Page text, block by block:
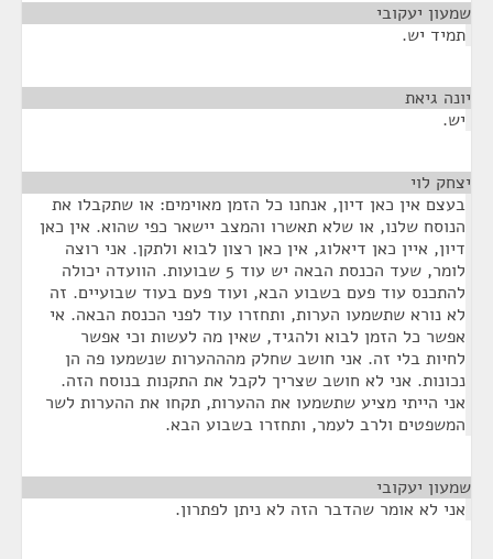
שמעון יעקובי
תמיד יש.
יונה גיאת
יש.
יצחק לוי
בעצם אין כאן דיון, אנחנו כל הזמן מאוימים: או שתקבלו את
הנוסח שלנו, או שלא תאשרו והמצב יישאר כפי שהוא. אין כאן
דיון, איין כאן דיאלוג, אין כאן רצון לבוא ולתקן. אני רוצה
לומר, שעד הכנסת הבאה יש עוד 5 שבועות. הוועדה יכולה
להתכנס עוד פעם בשבוע הבא, ועוד פעם בעוד שבועיים. זה
לא נורא שתשמעו הערות, ותחזרו עוד לפני הכנסת הבאה. אי
אפשר כל הזמן לבוא ולהגיד, שאין מה לעשות וכי אפשר
לחיות בלי זה. אני חושב שחלק מהההערות שנשמעו פה הן
נכונות. אני לא חושב שצריך לקבל את התקנות בנוסח הזה.
אני הייתי מציע שתשמעו את ההערות, תקחו את ההערות לשר
המשפטים ולרב לעמר, ותחזרו בשבוע הבא.
שמעון יעקובי
אני לא אומר שהדבר הזה לא ניתן לפתרון.